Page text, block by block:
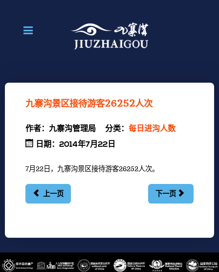
九寨沟景区接待游客26252人次
作者： 九寨沟管理局 分类： 每日进沟人数
日期：2014年7月22日
7月22日，九寨沟景区接待游客26252人次。
上一页 下一页